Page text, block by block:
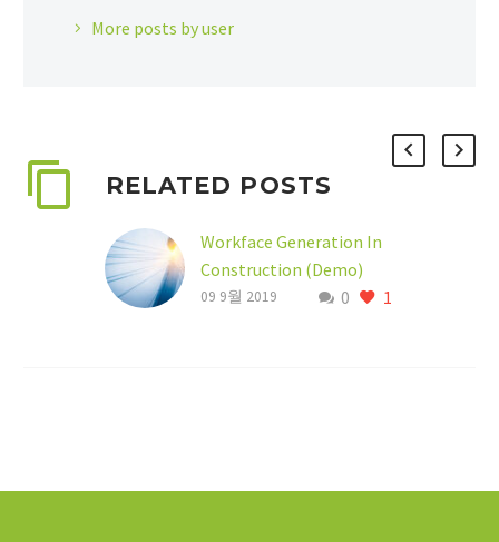
More posts by user
RELATED POSTS
Workface Generation In
Construction (Demo)
Lorem Ipsum proin0 1
09 9월 2019